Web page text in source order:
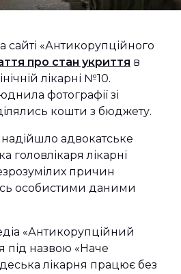
сайті «Антикорупційного
про стан укриття в
лікарні №10.
фотографії зі
кошти з бюджету.
адвокатське
головлікаря лікарні
причин
особистими даними
«Антикорупційний
під назвою «Наче
лікарня працює без